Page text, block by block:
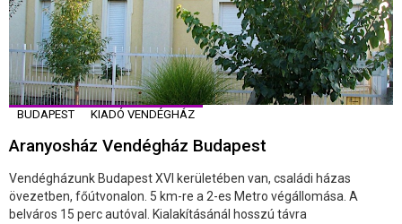
BUDAPEST KIADÓ VENDÉGHÁZ
Aranyosház Vendégház Budapest
Vendégházunk Budapest XVI kerületében van, családi házas
övezetben, főútvonalon. 5 km-re a 2-es Metro végállomása. A
belváros 15 perc autóval. Kialakításánál hosszú távra